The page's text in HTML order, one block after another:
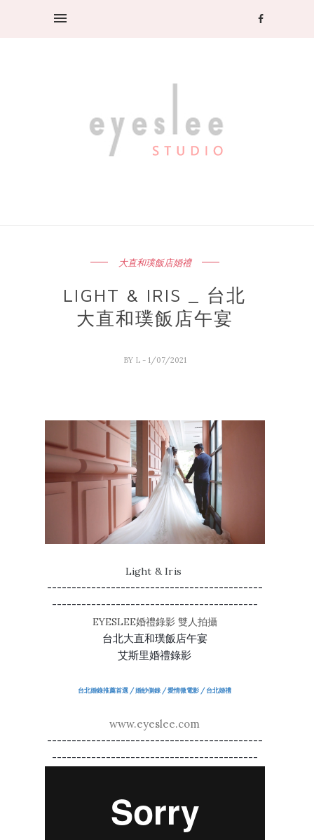
大直和璞飯店婚禮
LIGHT & IRIS _ 台北
大直和璞飯店午宴
BY L - 1/07/2021
Light & Iris
--------------------------------------------
------------------------------------------
EYESLEE婚禮錄影 雙人拍攝
台北大直和璞飯店午宴
艾斯里婚禮錄影
台北婚錄推薦首選 / 婚紗側錄 / 愛情微電影 / 台北婚禮
www.eyeslee.com
--------------------------------------------
------------------------------------------